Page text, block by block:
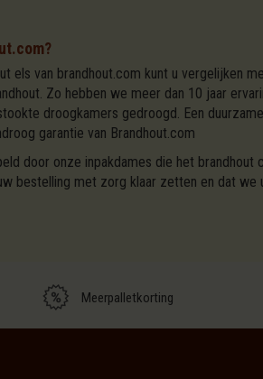
els van brandhout.com kunt u vergelijken
Zo hebben we meer dan 10 jaar
droogkamers gedroogd. Een
garantie van Brandhout.com
door onze inpakdames die het
bestelling met zorg klaar zetten en dat
Meerpalletkorting